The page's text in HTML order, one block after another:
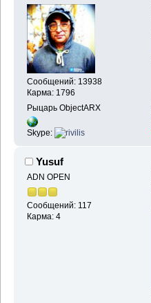
Сообщений: 13938
Карма: 1796
Рыцарь ObjectARX
Skype:
Yusuf
ADN OPEN
Сообщений: 117
Карма: 4